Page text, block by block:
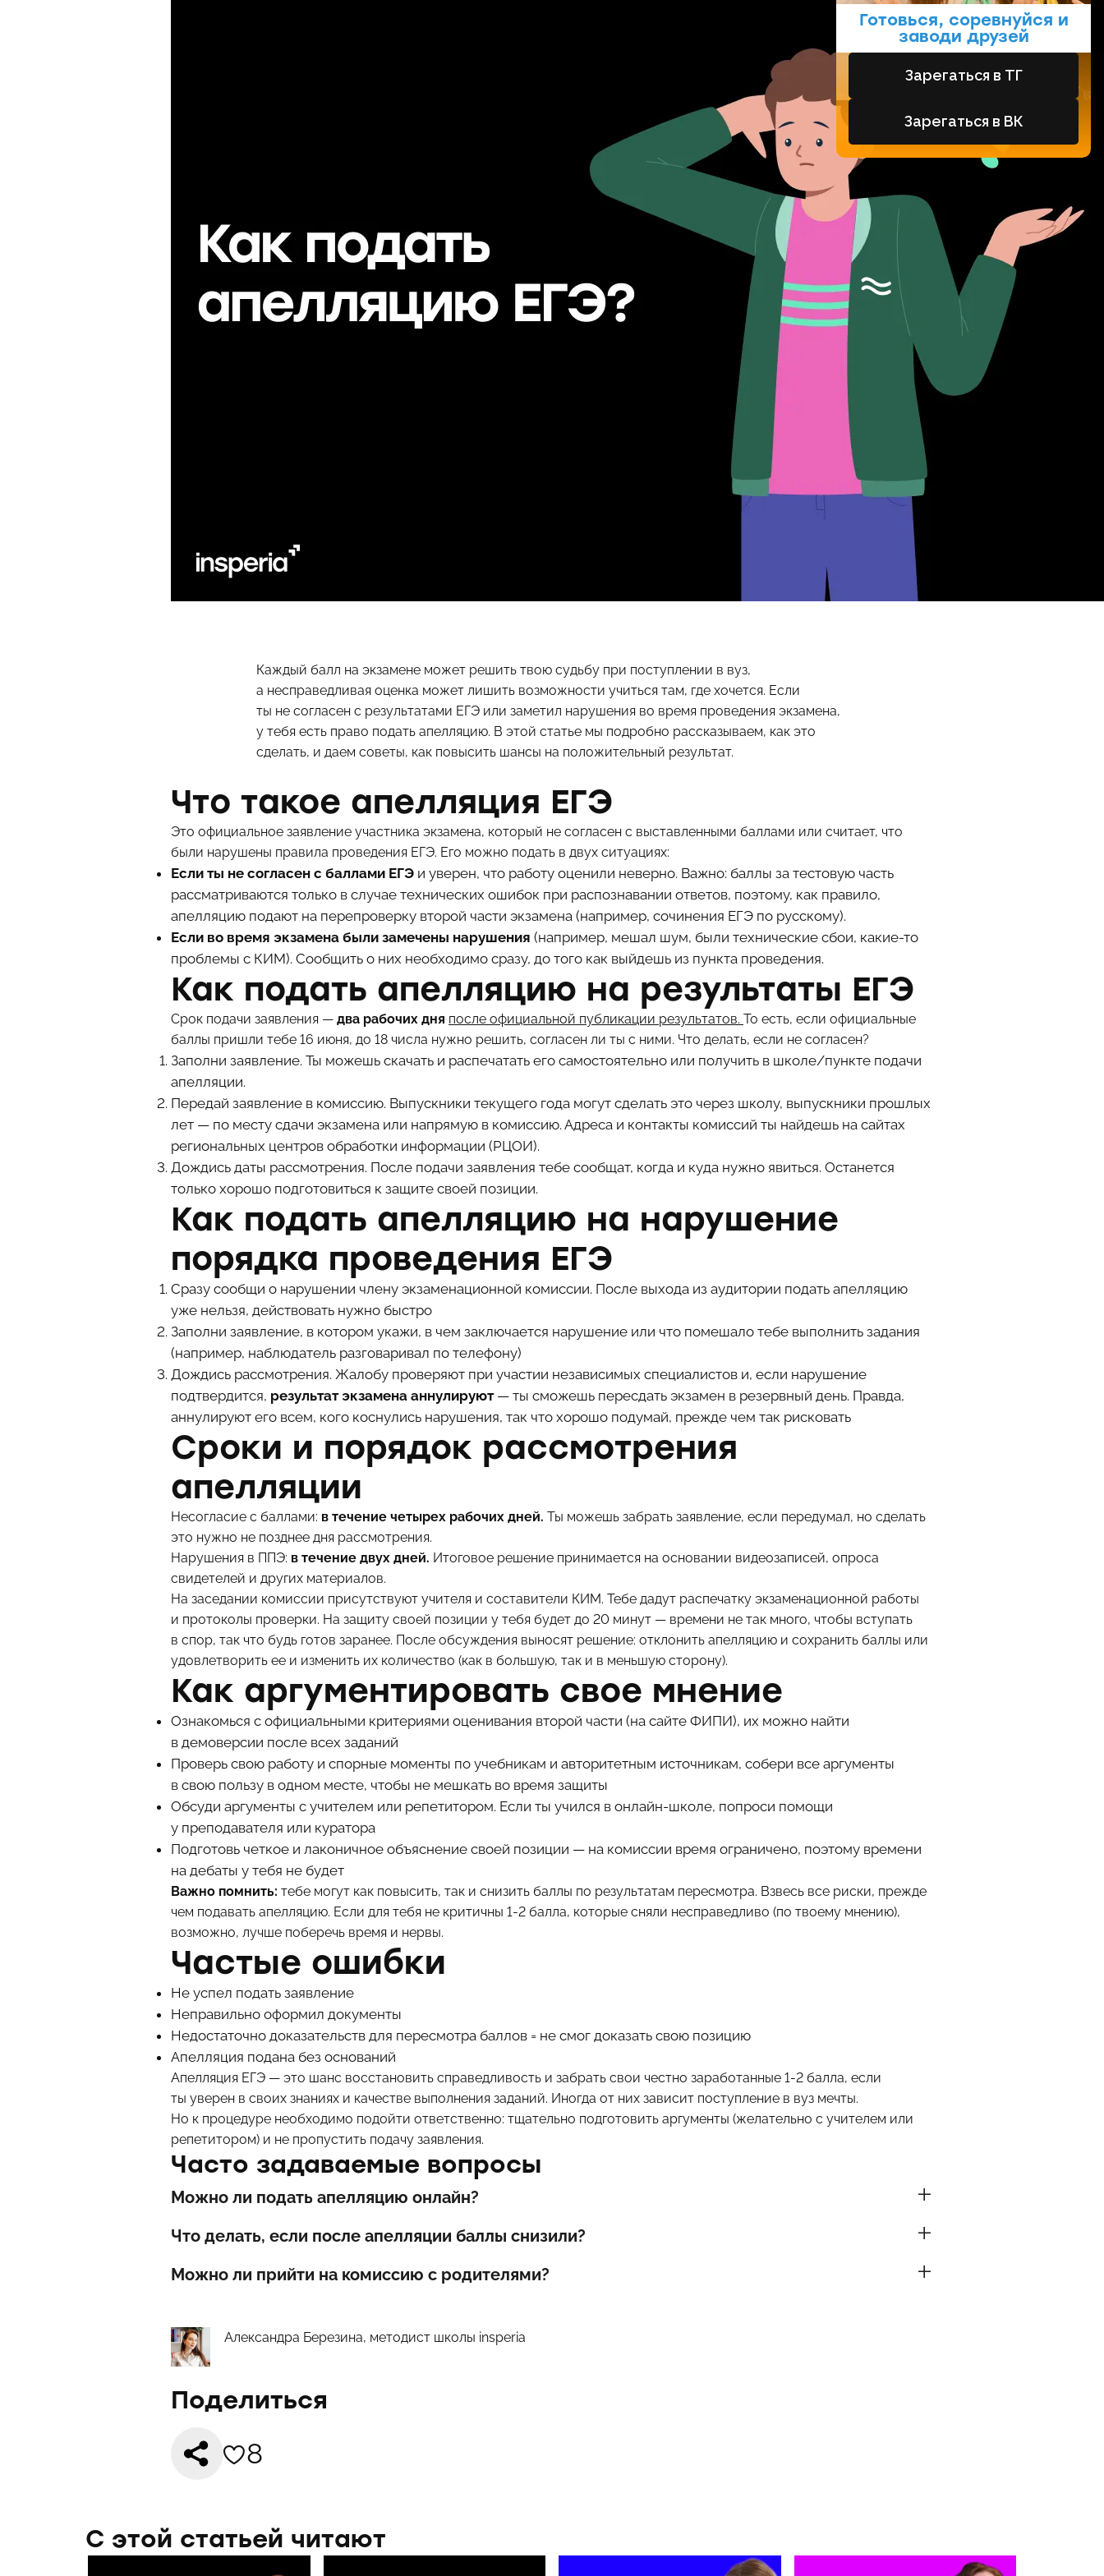
Каждый балл на экзамене может решить твою судьбу при поступлении в вуз,
а несправедливая оценка может лишить возможности учиться там, где хочется. Если
ты не согласен с результатами ЕГЭ или заметил нарушения во время проведения экзамена,
у тебя есть право подать апелляцию. В этой статье мы подробно рассказываем, как это
сделать, и даем советы, как повысить шансы на положительный результат.
Что такое апелляция ЕГЭ
Это официальное заявление участника экзамена, который не согласен с выставленными баллами или считает, что
были нарушены правила проведения ЕГЭ. Его можно подать в двух ситуациях:
Если ты не согласен с баллами ЕГЭ и уверен, что работу оценили неверно. Важно: баллы за тестовую часть
рассматриваются только в случае технических ошибок при распознавании ответов, поэтому, как правило,
апелляцию подают на перепроверку второй части экзамена (например, сочинения ЕГЭ по русскому).
Если во время экзамена были замечены нарушения (например, мешал шум, были технические сбои, какие-то
проблемы с КИМ). Сообщить о них необходимо сразу, до того как выйдешь из пункта проведения.
Как подать апелляцию на результаты ЕГЭ
Срок подачи заявления — два рабочих дня после официальной публикации результатов. То есть, если официальные
баллы пришли тебе 16 июня, до 18 числа нужно решить, согласен ли ты с ними. Что делать, если не согласен?
Заполни заявление. Ты можешь скачать и распечатать его самостоятельно или получить в школе/пункте подачи
апелляции.
Передай заявление в комиссию. Выпускники текущего года могут сделать это через школу, выпускники прошлых
лет — по месту сдачи экзамена или напрямую в комиссию. Адреса и контакты комиссий ты найдешь на сайтах
региональных центров обработки информации (РЦОИ).
Дождись даты рассмотрения. После подачи заявления тебе сообщат, когда и куда нужно явиться. Останется
только хорошо подготовиться к защите своей позиции.
Как подать апелляцию на нарушение
порядка проведения ЕГЭ
Сразу сообщи о нарушении члену экзаменационной комиссии. После выхода из аудитории подать апелляцию
уже нельзя, действовать нужно быстро
Заполни заявление, в котором укажи, в чем заключается нарушение или что помешало тебе выполнить задания
(например, наблюдатель разговаривал по телефону)
Дождись рассмотрения. Жалобу проверяют при участии независимых специалистов и, если нарушение
подтвердится, результат экзамена аннулируют— ты сможешь пересдать экзамен в резервный день. Правда,
аннулируют его всем, кого коснулись нарушения, так что хорошо подумай, прежде чем так рисковать
Сроки и порядок рассмотрения
апелляции
Несогласие с баллами: в течение четырех рабочих дней. Ты можешь забрать заявление, если передумал, но сделать
это нужно не позднее дня рассмотрения.
Нарушения в ППЭ: в течение двух дней. Итоговое решение принимается на основании видеозаписей, опроса
свидетелей и других материалов.
На заседании комиссии присутствуют учителя и составители КИМ. Тебе дадут распечатку экзаменационной работы
и протоколы проверки. На защиту своей позиции у тебя будет до 20 минут — времени не так много, чтобы вступать
в спор, так что будь готов заранее. После обсуждения выносят решение: отклонить апелляцию и сохранить баллы или
удовлетворить ее и изменить их количество (как в большую, так и в меньшую сторону).
Как аргументировать свое мнение
Ознакомься с официальными критериями оценивания второй части (на сайте ФИПИ), их можно найти
в демоверсии после всех заданий
Проверь свою работу и спорные моменты по учебникам и авторитетным источникам, собери все аргументы
в свою пользу в одном месте, чтобы не мешкать во время защиты
Обсуди аргументы с учителем или репетитором. Если ты учился в онлайн-школе, попроси помощи
у преподавателя или куратора
Подготовь четкое и лаконичное объяснение своей позиции — на комиссии время ограничено, поэтому времени
на дебаты у тебя не будет
Важно помнить: тебе могут как повысить, так и снизить баллы по результатам пересмотра. Взвесь все риски, прежде
чем подавать апелляцию. Если для тебя не критичны 1-2 балла, которые сняли несправедливо (по твоему мнению),
возможно, лучше поберечь время и нервы.
Частые ошибки
Не успел подать заявление
Неправильно оформил документы
Недостаточно доказательств для пересмотра баллов = не смог доказать свою позицию
Апелляция подана без оснований
Апелляция ЕГЭ — это шанс восстановить справедливость и забрать свои честно заработанные 1-2 балла, если
ты уверен в своих знаниях и качестве выполнения заданий. Иногда от них зависит поступление в вуз мечты.
Но к процедуре необходимо подойти ответственно: тщательно подготовить аргументы (желательно с учителем или
репетитором) и не пропустить подачу заявления.
Часто задаваемые вопросы
Можно ли подать апелляцию онлайн?
Что делать, если после апелляции баллы снизили?
Можно ли прийти на комиссию с родителями?
Александра Березина, методист школы insperia
Поделиться
8
Готовься, соревнуйся и
заводи друзей
Зарегаться в ТГ
Зарегаться в ВК
С этой статьей читают